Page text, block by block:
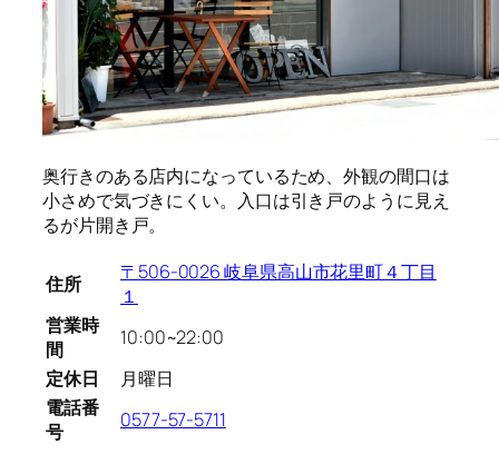
奥行きのある店内になっているため、外観の間口は
小さめで気づきにくい。入口は引き戸のように見え
るが片開き戸。
住所
〒506-0026 岐阜県高山市花里町４丁目
１
営業時
間
10:00~22:00
定休日
月曜日
電話番
号
0577-57-5711